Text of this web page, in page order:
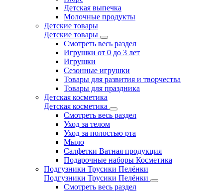
Детская выпечка
Молочные продукты
Детские товары
Детские товары
Смотреть весь раздел
Игрушки от 0 до 3 лет
Игрушки
Сезонные игрушки
Товары для развития и творчества
Товары для праздника
Детская косметика
Детская косметика
Смотреть весь раздел
Уход за телом
Уход за полостью рта
Мыло
Салфетки Ватная продукция
Подарочные наборы Косметика
Подгузники Трусики Пелёнки
Подгузники Трусики Пелёнки
Смотреть весь раздел